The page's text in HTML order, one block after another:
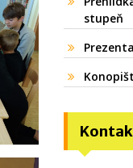
stupeň